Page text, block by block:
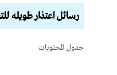
رسائل اعتذار طويله
جدول المحتويات